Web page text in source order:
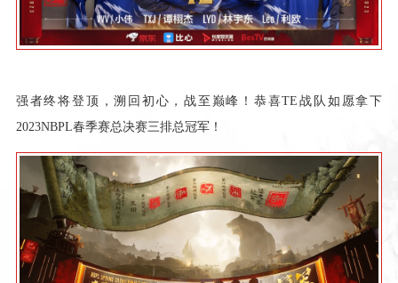
强者终将登顶，溯回初心，战至巅峰！恭喜TE战队如愿拿下
2023NBPL春季赛总决赛三排总冠军！